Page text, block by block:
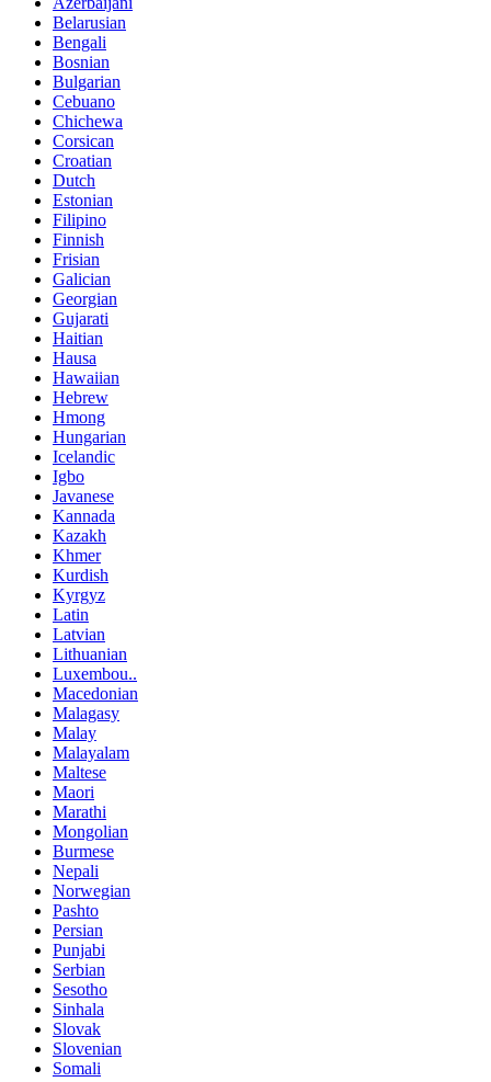
Belarusian
Bengali
Bosnian
Bulgarian
Cebuano
Chichewa
Corsican
Croatian
Dutch
Estonian
Filipino
Finnish
Frisian
Galician
Georgian
Gujarati
Haitian
Hausa
Hawaiian
Hebrew
Hmong
Hungarian
Icelandic
Igbo
Javanese
Kannada
Kazakh
Khmer
Kurdish
Kyrgyz
Latin
Latvian
Lithuanian
Luxembou..
Macedonian
Malagasy
Malay
Malayalam
Maltese
Maori
Marathi
Mongolian
Burmese
Nepali
Norwegian
Pashto
Persian
Punjabi
Serbian
Sesotho
Sinhala
Slovak
Slovenian
Somali